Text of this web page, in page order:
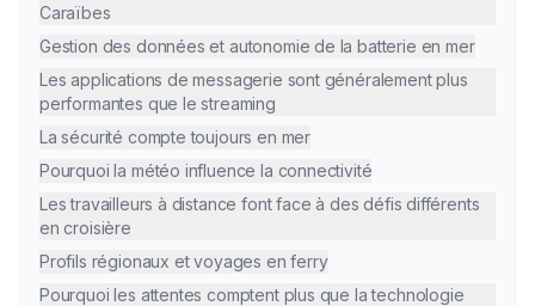
Caraïbes
Gestion des données et autonomie de la batterie en mer
Les applications de messagerie sont généralement plus
performantes que le streaming
La sécurité compte toujours en mer
Pourquoi la météo influence la connectivité
Les travailleurs à distance font face à des défis différents
en croisière
Profils régionaux et voyages en ferry
Pourquoi les attentes comptent plus que la technologie